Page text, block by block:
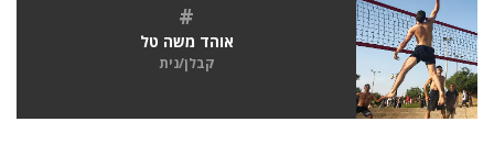
#
אוהד משה טל
קבלן/נית